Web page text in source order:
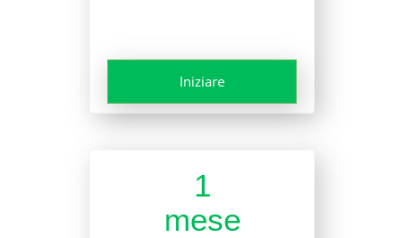
Iniziare
1
mese